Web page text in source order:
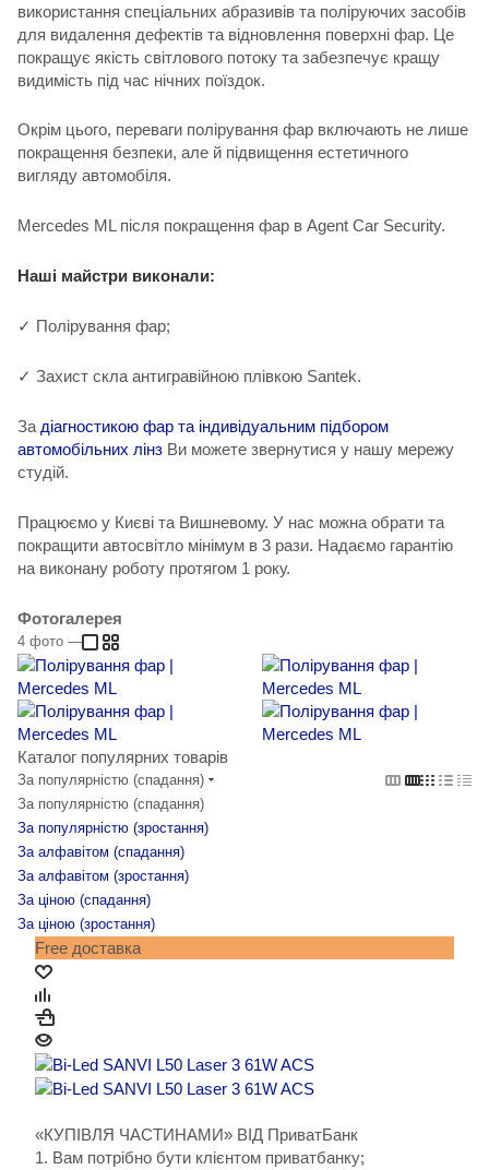
використання спеціальних абразивів та поліруючих засобів
для видалення дефектів та відновлення поверхні фар. Це
покращує якість світлового потоку та забезпечує кращу
видимість під час нічних поїздок.
Окрім цього, переваги полірування фар включають не лише
покращення безпеки, але й підвищення естетичного
вигляду автомобіля.
Mercedes ML після покращення фар в Agent Car Security.
Наші майстри виконали:
✓ Полірування фар;
✓ Захист скла антигравійною плівкою Santek.
Задіагностикою фар та індивідуальним підбором
автомобільних лінз Ви можете звернутися у нашу мережу
студій.
Працюємо у Києві та Вишневому. У нас можна обрати та
покращити автосвітло мінімум в 3 рази. Надаємо гарантію
на виконану роботу протягом 1 року.
Фотогалерея
4 фото —
Каталог популярних товарів
За популярністю (спадання)
За популярністю (спадання)
За популярністю (зростання)
За алфавітом (спадання)
За алфавітом (зростання)
За ціною (спадання)
За ціною (зростання)
Free доставка
«КУПІВЛЯ ЧАСТИНАМИ» ВІД ПриватБанк
1. Вам потрібно бути клієнтом приватбанку;